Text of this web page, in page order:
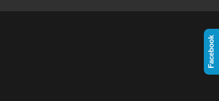
Facebook